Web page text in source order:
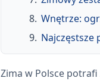
Wnętrze:
Najczęstsze
Zima w Polsce